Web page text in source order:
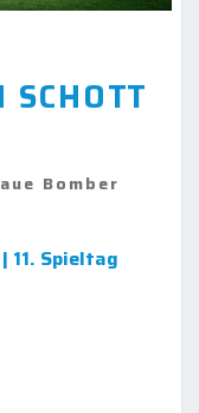
SCHOTT
Bomber
11. Spieltag